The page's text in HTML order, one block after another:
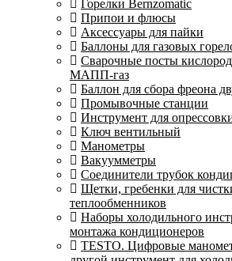
Горелки Bernzomatic
Припои и флюсы
Аксессуары для пайки
Баллоны для газовых
Сварочные посты
МАПП-газ
Баллон для сбора фреона
Промывочные станции
Инструмент для
Ключ вентильный
Манометры
Вакуумметры
Соединители трубок
Щетки, гребенки для
теплообменников
Наборы холодильного
монтажа кондиционеров
TESTO. Цифровые